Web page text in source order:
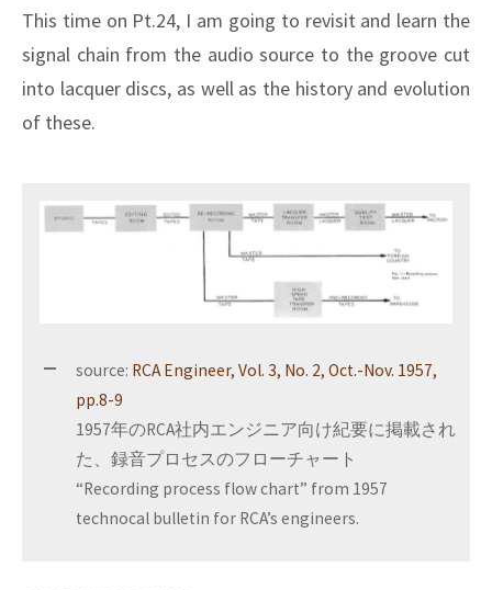
This time on Pt.24, I am going to revisit and learn the
signal chain from the audio source to the groove cut
into lacquer discs, as well as the history and evolution
of these.
source: RCA Engineer, Vol. 3, No. 2, Oct.-Nov. 1957,
pp.8-9
1957年のRCA社内エンジニア向け紀要に掲載され
た、録音プロセスのフローチャート
“Recording process flow chart” from 1957
technocal bulletin for RCA’s engineers.